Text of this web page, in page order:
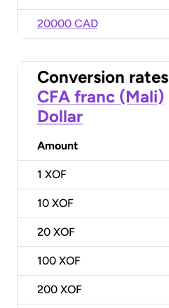
20000 CAD
Conversion rates
CFA franc (Mali)
Dollar
Amount
1 XOF
10 XOF
20 XOF
100 XOF
200 XOF